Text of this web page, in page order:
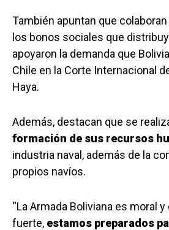
También apuntan que
los bonos sociales que
apoyaron la demanda que
Chile en la Corte Internacional
Haya.
Además, destacan que se
formación de sus recursos
industria naval, además de la
propios navíos.
“La Armada Boliviana es moral
fuerte, estamos preparados